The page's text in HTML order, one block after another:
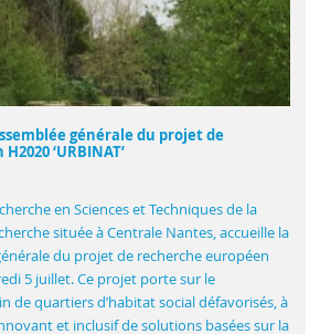
générale du projet de
‘URBINAT’
en Sciences et Techniques de la
située à Centrale Nantes, accueille la
du projet de recherche européen
5 juillet. Ce projet porte sur le
de quartiers d’habitat social défavorisés, à
et inclusif de solutions basées sur la